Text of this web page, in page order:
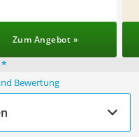
Zum Angebot »
*
Bewertung